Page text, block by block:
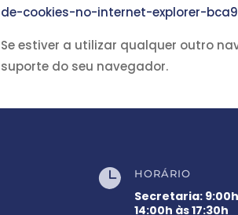
de-cookies-no-internet-explorer-
Se estiver a utilizar qualquer outro
suporte do seu navegador.
 HORÁRIO
Secretaria:
14:00h às 17:30h